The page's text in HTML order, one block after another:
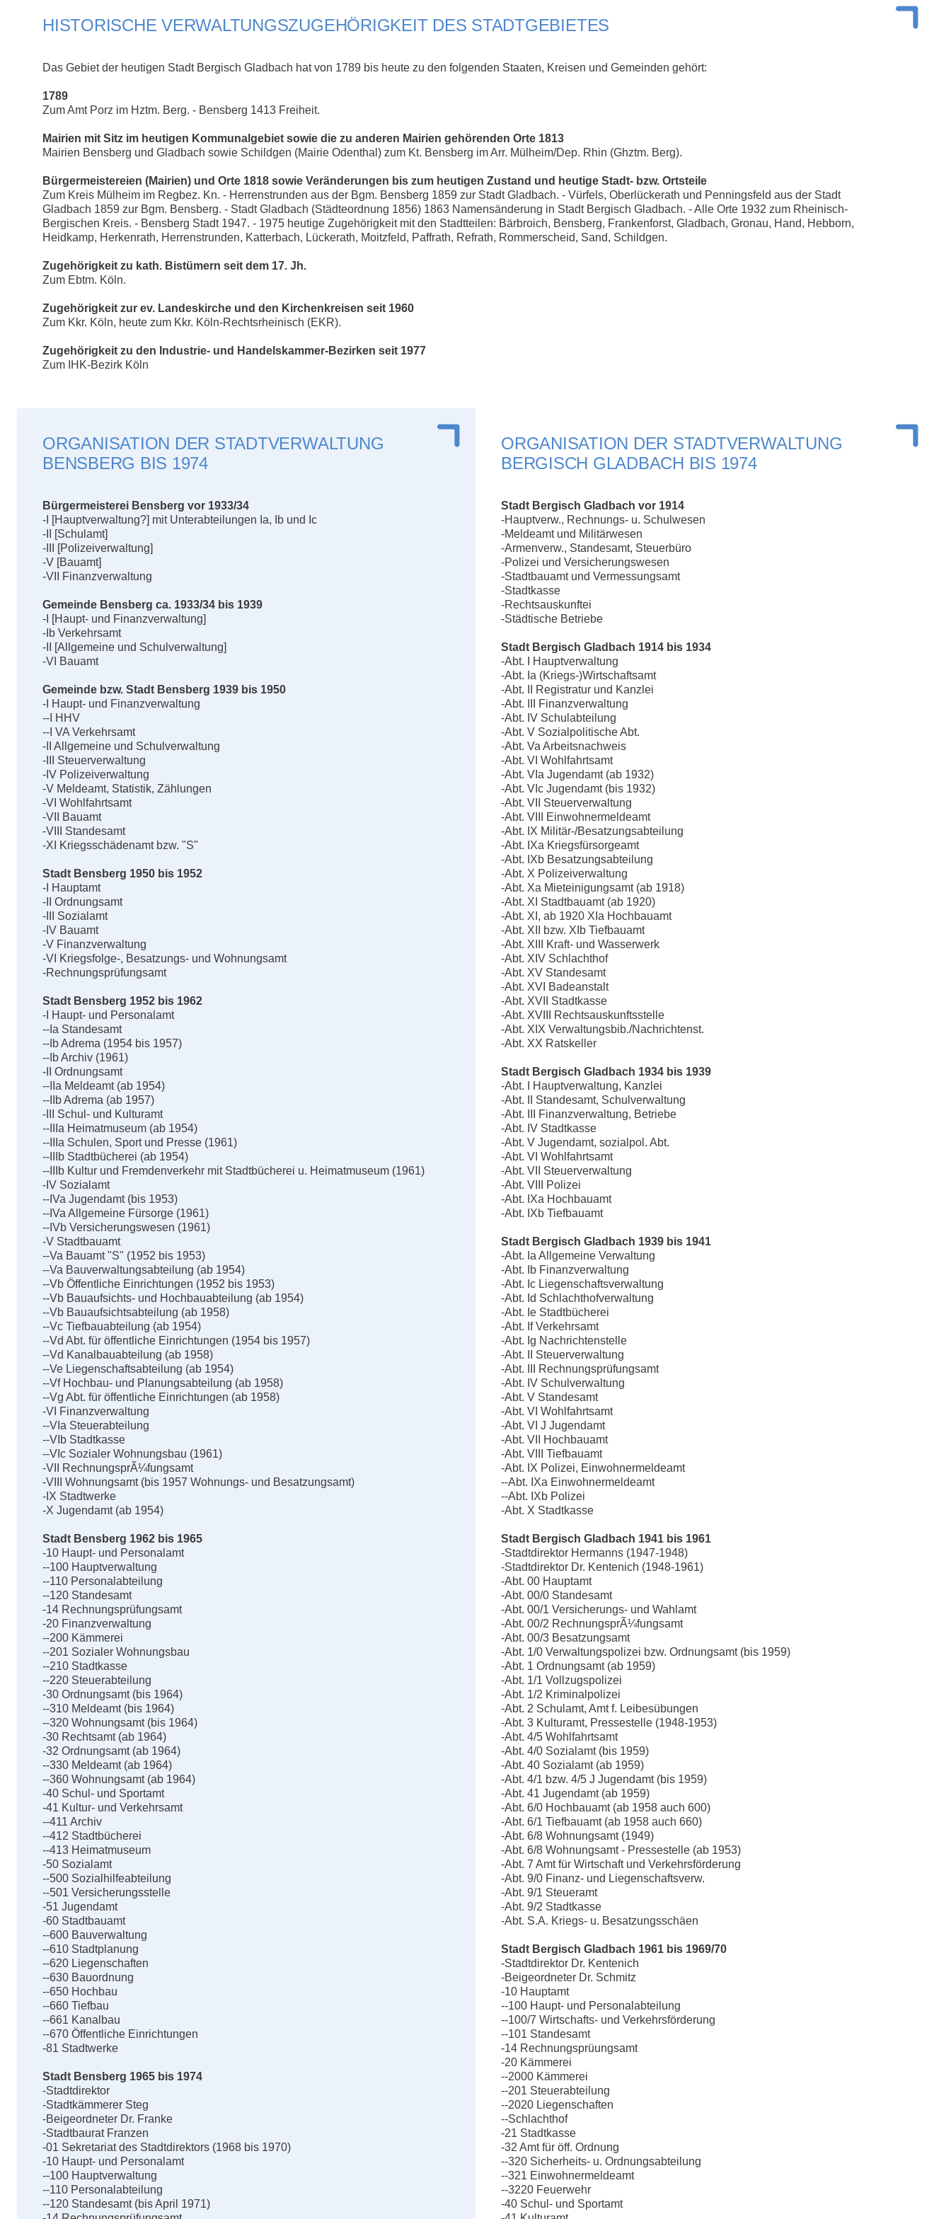
HISTORISCHE VERWALTUNGSZUGEHÖRIGKEIT DES STADTGEBIETES
Das Gebiet der heutigen Stadt Bergisch Gladbach hat von 1789 bis heute zu den folgenden Staaten, Kreisen und Gemeinden gehört:
1789
Zum Amt Porz im Hztm. Berg. - Bensberg 1413 Freiheit.
Mairien mit Sitz im heutigen Kommunalgebiet sowie die zu anderen Mairien gehörenden Orte 1813
Mairien Bensberg und Gladbach sowie Schildgen (Mairie Odenthal) zum Kt. Bensberg im Arr. Mülheim/Dep. Rhin (Ghztm. Berg).
Bürgermeistereien (Mairien) und Orte 1818 sowie Veränderungen bis zum heutigen Zustand und heutige Stadt- bzw. Ortsteile
Zum Kreis Mülheim im Regbez. Kn. - Herrenstrunden aus der Bgm. Bensberg 1859 zur Stadt Gladbach. - Vürfels, Oberlückerath und Penningsfeld aus der Stadt
Gladbach 1859 zur Bgm. Bensberg. - Stadt Gladbach (Städteordnung 1856) 1863 Namensänderung in Stadt Bergisch Gladbach. - Alle Orte 1932 zum Rheinisch-
Bergischen Kreis. - Bensberg Stadt 1947. - 1975 heutige Zugehörigkeit mit den Stadtteilen: Bärbroich, Bensberg, Frankenforst, Gladbach, Gronau, Hand, Hebborn,
Heidkamp, Herkenrath, Herrenstrunden, Katterbach, Lückerath, Moitzfeld, Paffrath, Refrath, Rommerscheid, Sand, Schildgen.
Zugehörigkeit zu kath. Bistümern seit dem 17. Jh.
Zum Ebtm. Köln.
Zugehörigkeit zur ev. Landeskirche und den Kirchenkreisen seit 1960
Zum Kkr. Köln, heute zum Kkr. Köln-Rechtsrheinisch (EKR).
Zugehörigkeit zu den Industrie- und Handelskammer-Bezirken seit 1977
Zum IHK-Bezirk Köln
ORGANISATION DER STADTVERWALTUNG
BENSBERG BIS 1974
Bürgermeisterei Bensberg vor 1933/34
-I [Hauptverwaltung?] mit Unterabteilungen Ia, Ib und Ic
-II [Schulamt]
-III [Polizeiverwaltung]
-V [Bauamt]
-VII Finanzverwaltung
Gemeinde Bensberg ca. 1933/34 bis 1939
-I [Haupt- und Finanzverwaltung]
-Ib Verkehrsamt
-II [Allgemeine und Schulverwaltung]
-VI Bauamt
Gemeinde bzw. Stadt Bensberg 1939 bis 1950
-I Haupt- und Finanzverwaltung
--I HHV
--I VA Verkehrsamt
-II Allgemeine und Schulverwaltung
-III Steuerverwaltung
-IV Polizeiverwaltung
-V Meldeamt, Statistik, Zählungen
-VI Wohlfahrtsamt
-VII Bauamt
-VIII Standesamt
-XI Kriegsschädenamt bzw. "S"
Stadt Bensberg 1950 bis 1952
-I Hauptamt
-II Ordnungsamt
-III Sozialamt
-IV Bauamt
-V Finanzverwaltung
-VI Kriegsfolge-, Besatzungs- und Wohnungsamt
-Rechnungsprüfungsamt
Stadt Bensberg 1952 bis 1962
-I Haupt- und Personalamt
--Ia Standesamt
--Ib Adrema (1954 bis 1957)
--Ib Archiv (1961)
-II Ordnungsamt
--IIa Meldeamt (ab 1954)
--IIb Adrema (ab 1957)
-III Schul- und Kulturamt
--IIIa Heimatmuseum (ab 1954)
--IIIa Schulen, Sport und Presse (1961)
--IIIb Stadtbücherei (ab 1954)
--IIIb Kultur und Fremdenverkehr mit Stadtbücherei u. Heimatmuseum (1961)
-IV Sozialamt
--IVa Jugendamt (bis 1953)
--IVa Allgemeine Fürsorge (1961)
--IVb Versicherungswesen (1961)
-V Stadtbauamt
--Va Bauamt "S" (1952 bis 1953)
--Va Bauverwaltungsabteilung (ab 1954)
--Vb Öffentliche Einrichtungen (1952 bis 1953)
--Vb Bauaufsichts- und Hochbauabteilung (ab 1954)
--Vb Bauaufsichtsabteilung (ab 1958)
--Vc Tiefbauabteilung (ab 1954)
--Vd Abt. für öffentliche Einrichtungen (1954 bis 1957)
--Vd Kanalbauabteilung (ab 1958)
--Ve Liegenschaftsabteilung (ab 1954)
--Vf Hochbau- und Planungsabteilung (ab 1958)
--Vg Abt. für öffentliche Einrichtungen (ab 1958)
-VI Finanzverwaltung
--VIa Steuerabteilung
--VIb Stadtkasse
--VIc Sozialer Wohnungsbau (1961)
-VII RechnungsprÃ¼fungsamt
-VIII Wohnungsamt (bis 1957 Wohnungs- und Besatzungsamt)
-IX Stadtwerke
-X Jugendamt (ab 1954)
Stadt Bensberg 1962 bis 1965
-10 Haupt- und Personalamt
--100 Hauptverwaltung
--110 Personalabteilung
--120 Standesamt
-14 Rechnungsprüfungsamt
-20 Finanzverwaltung
--200 Kämmerei
--201 Sozialer Wohnungsbau
--210 Stadtkasse
--220 Steuerabteilung
-30 Ordnungsamt (bis 1964)
--310 Meldeamt (bis 1964)
--320 Wohnungsamt (bis 1964)
-30 Rechtsamt (ab 1964)
-32 Ordnungsamt (ab 1964)
--330 Meldeamt (ab 1964)
--360 Wohnungsamt (ab 1964)
-40 Schul- und Sportamt
-41 Kultur- und Verkehrsamt
--411 Archiv
--412 Stadtbücherei
--413 Heimatmuseum
-50 Sozialamt
--500 Sozialhilfeabteilung
--501 Versicherungsstelle
-51 Jugendamt
-60 Stadtbauamt
--600 Bauverwaltung
--610 Stadtplanung
--620 Liegenschaften
--630 Bauordnung
--650 Hochbau
--660 Tiefbau
--661 Kanalbau
--670 Öffentliche Einrichtungen
-81 Stadtwerke
Stadt Bensberg 1965 bis 1974
-Stadtdirektor
-Stadtkämmerer Steg
-Beigeordneter Dr. Franke
-Stadtbaurat Franzen
-01 Sekretariat des Stadtdirektors (1968 bis 1970)
-10 Haupt- und Personalamt
--100 Hauptverwaltung
--110 Personalabteilung
--120 Standesamt (bis April 1971)
ORGANISATION DER STADTVERWALTUNG
BERGISCH GLADBACH BIS 1974
Stadt Bergisch Gladbach vor 1914
-Hauptverw., Rechnungs- u. Schulwesen
-Meldeamt und Militärwesen
-Armenverw., Standesamt, Steuerbüro
-Polizei und Versicherungswesen
-Stadtbauamt und Vermessungsamt
-Stadtkasse
-Rechtsauskunftei
-Städtische Betriebe
Stadt Bergisch Gladbach 1914 bis 1934
-Abt. I Hauptverwaltung
-Abt. Ia (Kriegs-)Wirtschaftsamt
-Abt. II Registratur und Kanzlei
-Abt. III Finanzverwaltung
-Abt. IV Schulabteilung
-Abt. V Sozialpolitische Abt.
-Abt. Va Arbeitsnachweis
-Abt. VI Wohlfahrtsamt
-Abt. VIa Jugendamt (ab 1932)
-Abt. VIc Jugendamt (bis 1932)
-Abt. VII Steuerverwaltung
-Abt. VIII Einwohnermeldeamt
-Abt. IX Militär-/Besatzungsabteilung
-Abt. IXa Kriegsfürsorgeamt
-Abt. IXb Besatzungsabteilung
-Abt. X Polizeiverwaltung
-Abt. Xa Mieteinigungsamt (ab 1918)
-Abt. XI Stadtbauamt (ab 1920)
-Abt. XI, ab 1920 XIa Hochbauamt
-Abt. XII bzw. XIb Tiefbauamt
-Abt. XIII Kraft- und Wasserwerk
-Abt. XIV Schlachthof
-Abt. XV Standesamt
-Abt. XVI Badeanstalt
-Abt. XVII Stadtkasse
-Abt. XVIII Rechtsauskunftsstelle
-Abt. XIX Verwaltungsbib./Nachrichtenst.
-Abt. XX Ratskeller
Stadt Bergisch Gladbach 1934 bis 1939
-Abt. I Hauptverwaltung, Kanzlei
-Abt. II Standesamt, Schulverwaltung
-Abt. III Finanzverwaltung, Betriebe
-Abt. IV Stadtkasse
-Abt. V Jugendamt, sozialpol. Abt.
-Abt. VI Wohlfahrtsamt
-Abt. VII Steuerverwaltung
-Abt. VIII Polizei
-Abt. IXa Hochbauamt
-Abt. IXb Tiefbauamt
Stadt Bergisch Gladbach 1939 bis 1941
-Abt. Ia Allgemeine Verwaltung
-Abt. Ib Finanzverwaltung
-Abt. Ic Liegenschaftsverwaltung
-Abt. Id Schlachthofverwaltung
-Abt. Ie Stadtbücherei
-Abt. If Verkehrsamt
-Abt. Ig Nachrichtenstelle
-Abt. II Steuerverwaltung
-Abt. III Rechnungsprüfungsamt
-Abt. IV Schulverwaltung
-Abt. V Standesamt
-Abt. VI Wohlfahrtsamt
-Abt. VI J Jugendamt
-Abt. VII Hochbauamt
-Abt. VIII Tiefbauamt
-Abt. IX Polizei, Einwohnermeldeamt
--Abt. IXa Einwohnermeldeamt
--Abt. IXb Polizei
-Abt. X Stadtkasse
Stadt Bergisch Gladbach 1941 bis 1961
-Stadtdirektor Hermanns (1947-1948)
-Stadtdirektor Dr. Kentenich (1948-1961)
-Abt. 00 Hauptamt
-Abt. 00/0 Standesamt
-Abt. 00/1 Versicherungs- und Wahlamt
-Abt. 00/2 RechnungsprÃ¼fungsamt
-Abt. 00/3 Besatzungsamt
-Abt. 1/0 Verwaltungspolizei bzw. Ordnungsamt (bis 1959)
-Abt. 1 Ordnungsamt (ab 1959)
-Abt. 1/1 Vollzugspolizei
-Abt. 1/2 Kriminalpolizei
-Abt. 2 Schulamt, Amt f. Leibesübungen
-Abt. 3 Kulturamt, Pressestelle (1948-1953)
-Abt. 4/5 Wohlfahrtsamt
-Abt. 4/0 Sozialamt (bis 1959)
-Abt. 40 Sozialamt (ab 1959)
-Abt. 4/1 bzw. 4/5 J Jugendamt (bis 1959)
-Abt. 41 Jugendamt (ab 1959)
-Abt. 6/0 Hochbauamt (ab 1958 auch 600)
-Abt. 6/1 Tiefbauamt (ab 1958 auch 660)
-Abt. 6/8 Wohnungsamt (1949)
-Abt. 6/8 Wohnungsamt - Pressestelle (ab 1953)
-Abt. 7 Amt für Wirtschaft und Verkehrsförderung
-Abt. 9/0 Finanz- und Liegenschaftsverw.
-Abt. 9/1 Steueramt
-Abt. 9/2 Stadtkasse
-Abt. S.A. Kriegs- u. Besatzungsschäen
Stadt Bergisch Gladbach 1961 bis 1969/70
-Stadtdirektor Dr. Kentenich
-Beigeordneter Dr. Schmitz
-10 Hauptamt
--100 Haupt- und Personalabteilung
--100/7 Wirtschafts- und Verkehrsförderung
--101 Standesamt
-14 Rechnungsprüungsamt
-20 Kämmerei
--2000 Kämmerei
--201 Steuerabteilung
--2020 Liegenschaften
--Schlachthof
-21 Stadtkasse
-32 Amt für öff. Ordnung
--320 Sicherheits- u. Ordnungsabteilung
--321 Einwohnermeldeamt
--3220 Feuerwehr
-40 Schul- und Sportamt